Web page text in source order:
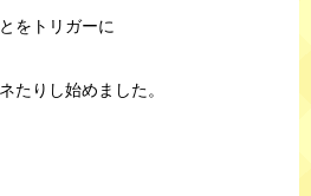
をトリガーに
たりし始めました。